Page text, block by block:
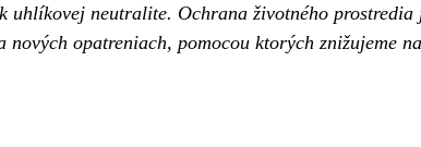
uhlíkovej neutralite. Ochrana životného
nových opatreniach, pomocou ktorých znižujeme